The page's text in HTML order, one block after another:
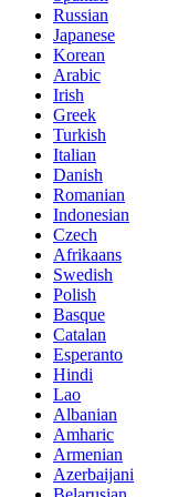
Russian
Japanese
Korean
Arabic
Irish
Greek
Turkish
Italian
Danish
Romanian
Indonesian
Czech
Afrikaans
Swedish
Polish
Basque
Catalan
Esperanto
Hindi
Lao
Albanian
Amharic
Armenian
Azerbaijani